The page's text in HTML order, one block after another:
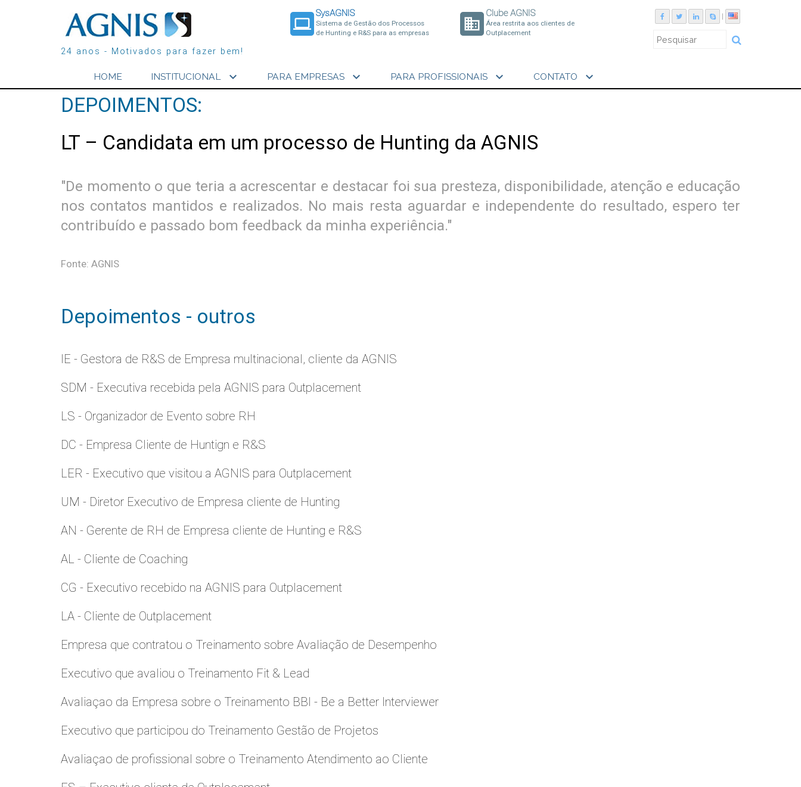
24 anos - Motivados para fazer bem!
laptop
SysAGNIS
Sistema de Gestão dos Processos
de Hunting e R&S para as empresas
business
Clube AGNIS
Área restrita aos clientes de
Outplacement
HOME INSTITUCIONAL expand_more PARA EMPRESAS expand_more PARA PROFISSIONAIS expand_more CONTATO expand_more
DEPOIMENTOS:
LT – Candidata em um processo de Hunting da AGNIS
"De momento o que teria a acrescentar e destacar foi sua presteza, disponibilidade, atenção e educação
nos contatos mantidos e realizados. No mais resta aguardar e independente do resultado, espero ter
contribuído e passado bom feedback da minha experiência."
Fonte: AGNIS
Depoimentos - outros
IE - Gestora de R&S de Empresa multinacional, cliente da AGNIS
SDM - Executiva recebida pela AGNIS para Outplacement
LS - Organizador de Evento sobre RH
DC - Empresa Cliente de Huntign e R&S
LER - Executivo que visitou a AGNIS para Outplacement
UM - Diretor Executivo de Empresa cliente de Hunting
AN - Gerente de RH de Empresa cliente de Hunting e R&S
AL - Cliente de Coaching
CG - Executivo recebido na AGNIS para Outplacement
LA - Cliente de Outplacement
Empresa que contratou o Treinamento sobre Avaliação de Desempenho
Executivo que avaliou o Treinamento Fit & Lead
Avaliaçao da Empresa sobre o Treinamento BBI - Be a Better Interviewer
Executivo que participou do Treinamento Gestão de Projetos
Avaliaçao de profissional sobre o Treinamento Atendimento ao Cliente